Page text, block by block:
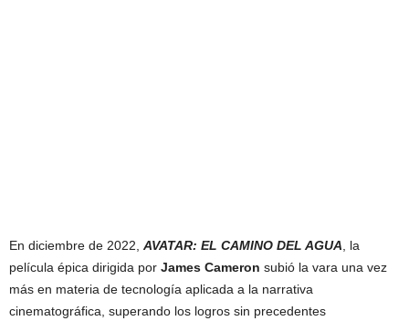
En diciembre de 2022, AVATAR: EL CAMINO DEL AGUA , la
película épica dirigida por James Cameron subió la vara una vez
más en materia de tecnología aplicada a la narrativa
cinematográfica, superando los logros sin precedentes